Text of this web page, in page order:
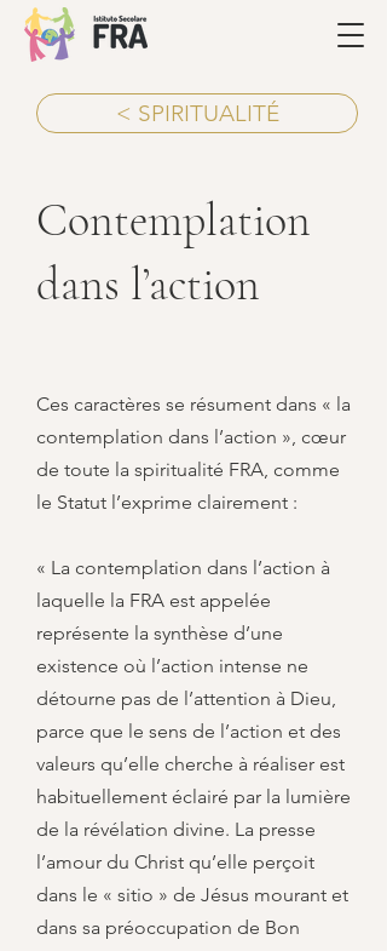
< SPIRITUALITÉ
Contemplation
dans l’action
Ces caractères se résument dans « la
contemplation dans l’action », cœur
de toute la spiritualité FRA, comme
le Statut l’exprime clairement :
« La contemplation dans l’action à
laquelle la FRA est appelée
représente la synthèse d’une
existence où l’action intense ne
détourne pas de l’attention à Dieu,
parce que le sens de l’action et des
valeurs qu’elle cherche à réaliser est
habituellement éclairé par la lumière
de la révélation divine. La presse
l’amour du Christ qu’elle perçoit
dans le « sitio » de Jésus mourant et
dans sa préoccupation de Bon